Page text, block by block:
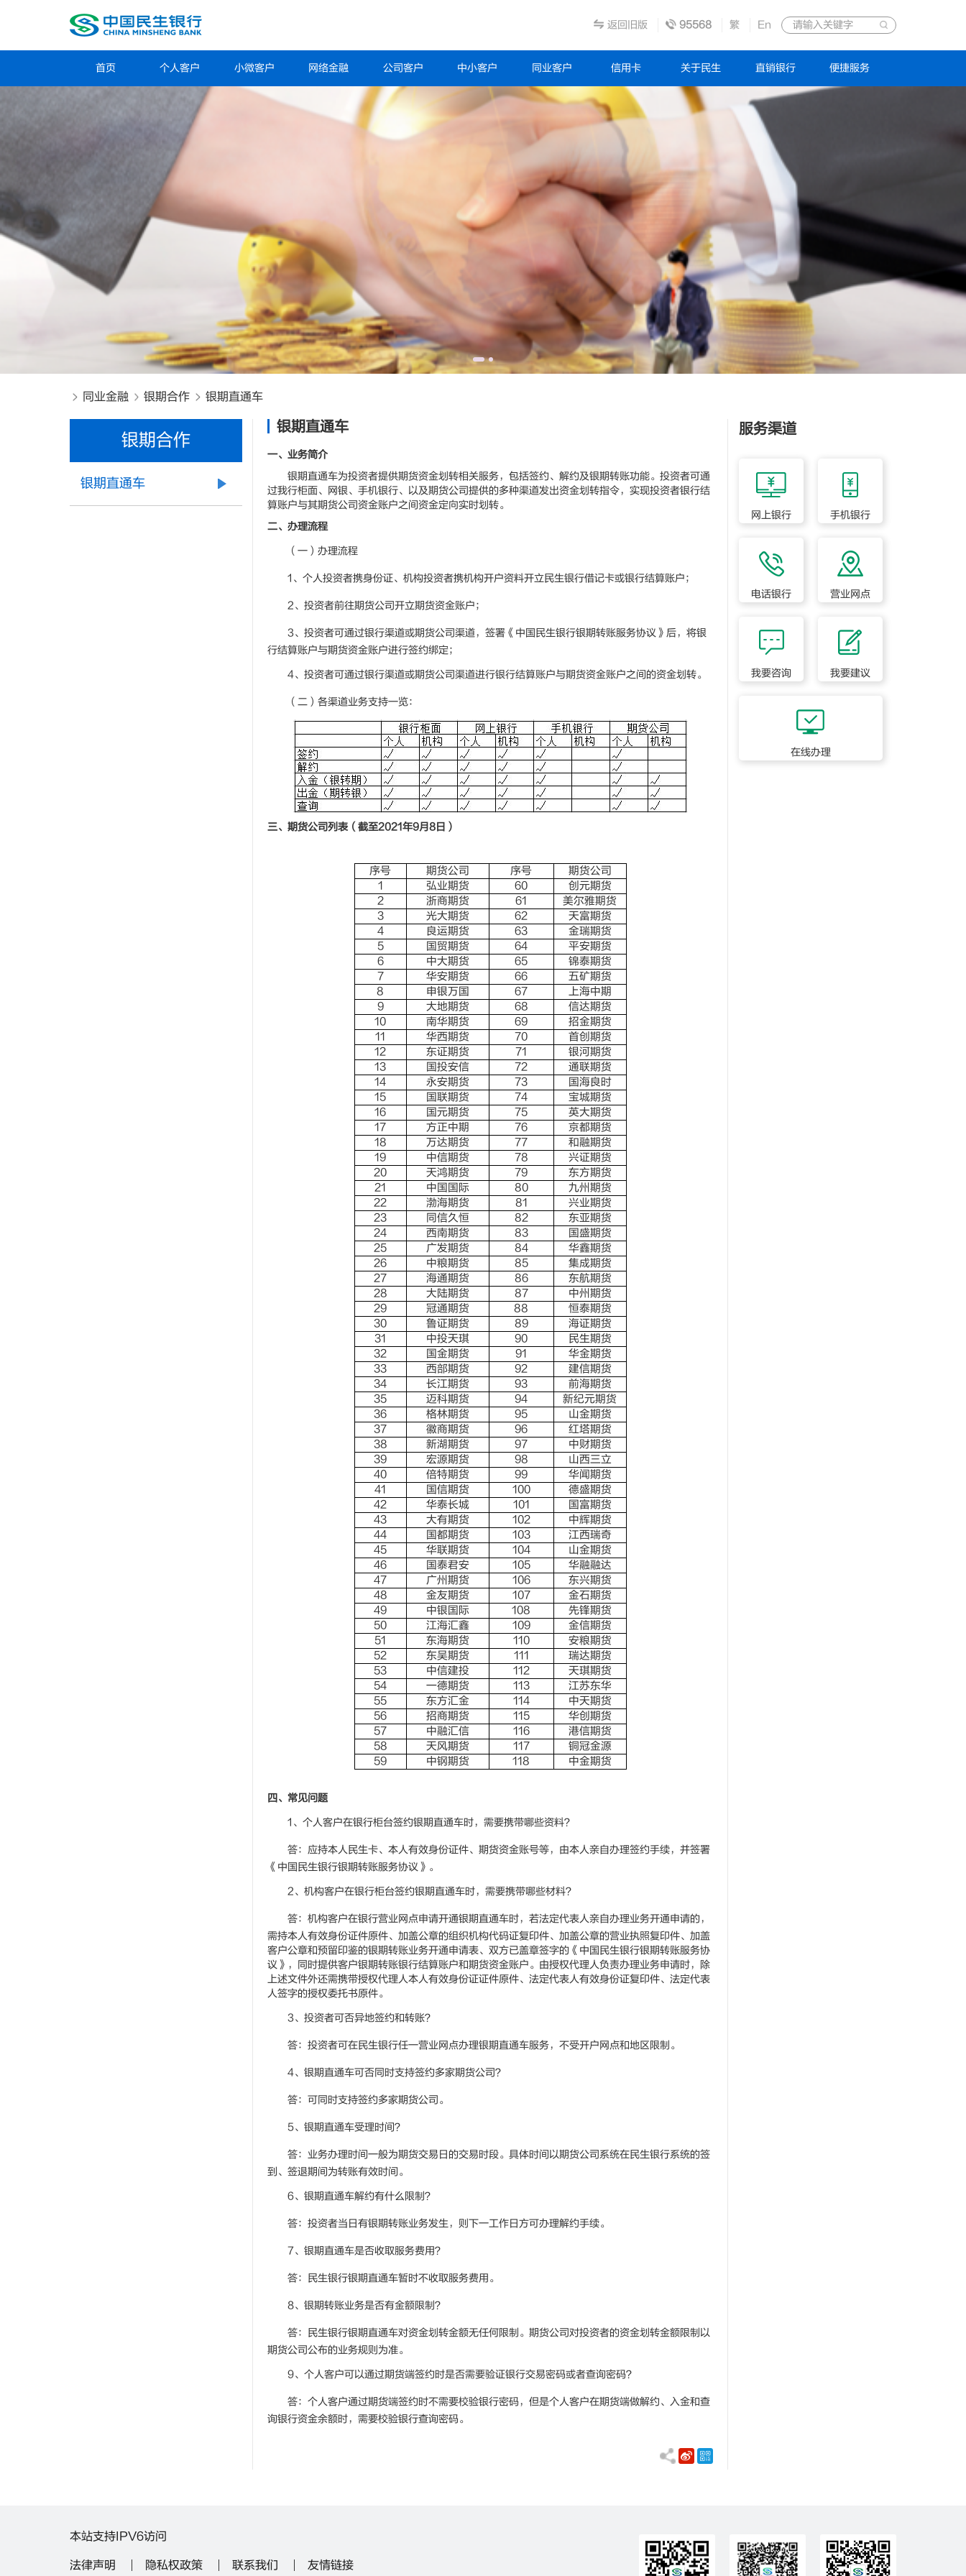
返回旧版 95568 繁 En
首页 个人客户 小微客户 网络金融 公司客户 中小客户 同业客户 信用卡 关于民生 直销银行 便捷服务
同业金融 银期合作 银期直通车
银期合作
银期直通车
银期直通车
一、业务简介
银期直通车为投资者提供期货资金划转相关服务，包括签约、解约及银期转账功能。投资者可通
过我行柜面、网银、手机银行、以及期货公司提供的多种渠道发出资金划转指令，实现投资者银行结
算账户与其期货公司资金账户之间资金定向实时划转。
二、办理流程
（一）办理流程
1、个人投资者携身份证、机构投资者携机构开户资料开立民生银行借记卡或银行结算账户；
2、投资者前往期货公司开立期货资金账户；
3、投资者可通过银行渠道或期货公司渠道，签署《中国民生银行银期转账服务协议》后，将银
行结算账户与期货资金账户进行签约绑定；
4、投资者可通过银行渠道或期货公司渠道进行银行结算账户与期货资金账户之间的资金划转。
（二）各渠道业务支持一览：
三、期货公司列表（截至2021年9月8日）
序号 期货公司 序号
期货公司
1
弘业期货 60
创元期货
2
浙商期货 61
美尔雅期货
3
光大期货 62
天富期货
4
良运期货 63
金瑞期货
5
国贸期货 64
平安期货
6
中大期货 65
锦泰期货
7
华安期货 66
五矿期货
8
申银万国 67
上海中期
9
大地期货 68
信达期货
10
南华期货 69
招金期货
11
华西期货 70
首创期货
12
东证期货 71
银河期货
13
国投安信 72
通联期货
14
永安期货 73
国海良时
15
国联期货 74
宝城期货
16
国元期货 75
英大期货
17
方正中期 76
京都期货
18
万达期货 77
和融期货
19
中信期货 78
兴证期货
20
天鸿期货 79
东方期货
21
中国国际 80
九州期货
22
渤海期货 81
兴业期货
23
同信久恒 82
东亚期货
24
西南期货 83
国盛期货
25
广发期货 84
华鑫期货
26
中粮期货 85
集成期货
27
海通期货 86
东航期货
28
大陆期货 87
中州期货
29
冠通期货 88
恒泰期货
30
鲁证期货 89
海证期货
31
中投天琪 90
民生期货
32
国金期货 91
华金期货
33
西部期货 92
建信期货
34
长江期货 93
前海期货
35
迈科期货 94
新纪元期货
36
格林期货 95
山金期货
37
徽商期货 96
红塔期货
38
新湖期货 97
中财期货
39
宏源期货 98
山西三立
40
倍特期货 99
华闻期货
41
国信期货 100
德盛期货
42
华泰长城 101
国富期货
43
大有期货 102
中辉期货
44
国都期货 103
江西瑞奇
45
华联期货 104
山金期货
46
国泰君安 105
华融融达
47
广州期货 106
东兴期货
48
金友期货 107
金石期货
49
中银国际 108
先锋期货
50
江海汇鑫 109
金信期货
51
东海期货 110
安粮期货
52
东吴期货 111
瑞达期货
53
中信建投 112
天琪期货
54
一德期货 113
江苏东华
55
东方汇金 114
中天期货
56
招商期货 115
华创期货
57
中融汇信 116
港信期货
58
天风期货 117
铜冠金源
59
中钢期货 118 中金期货
四、常见问题
1、个人客户在银行柜台签约银期直通车时，需要携带哪些资料？
答：应持本人民生卡、本人有效身份证件、期货资金账号等，由本人亲自办理签约手续，并签署
《中国民生银行银期转账服务协议》。
2、机构客户在银行柜台签约银期直通车时，需要携带哪些材料？
答：机构客户在银行营业网点申请开通银期直通车时，若法定代表人亲自办理业务开通申请的，
需持本人有效身份证件原件、加盖公章的组织机构代码证复印件、加盖公章的营业执照复印件、加盖
客户公章和预留印鉴的银期转账业务开通申请表、双方已盖章签字的《中国民生银行银期转账服务协
议》，同时提供客户银期转账银行结算账户和期货资金账户。由授权代理人负责办理业务申请时，除
上述文件外还需携带授权代理人本人有效身份证证件原件、法定代表人有效身份证复印件、法定代表
人签字的授权委托书原件。
3、投资者可否异地签约和转账？
答：投资者可在民生银行任一营业网点办理银期直通车服务，不受开户网点和地区限制。
4、银期直通车可否同时支持签约多家期货公司？
答：可同时支持签约多家期货公司。
5、银期直通车受理时间？
答：业务办理时间一般为期货交易日的交易时段。具体时间以期货公司系统在民生银行系统的签
到、签退期间为转账有效时间。
6、银期直通车解约有什么限制？
答：投资者当日有银期转账业务发生，则下一工作日方可办理解约手续。
7、银期直通车是否收取服务费用？
答：民生银行银期直通车暂时不收取服务费用。
8、银期转账业务是否有金额限制？
答：民生银行银期直通车对资金划转金额无任何限制。期货公司对投资者的资金划转金额限制以
期货公司公布的业务规则为准。
9、个人客户可以通过期货端签约时是否需要验证银行交易密码或者查询密码？
答：个人客户通过期货端签约时不需要校验银行密码，但是个人客户在期货端做解约、入金和查
询银行资金余额时，需要校验银行查询密码。
服务渠道
网上银行 手机银行
电话银行 营业网点
我要咨询 我要建议
在线办理
本站支持IPV6访问
法律声明 隐私权政策 联系我们 友情链接